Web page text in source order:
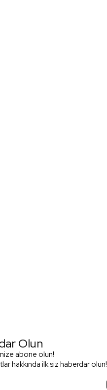
Olun
abone olun!
hakkında ilk siz haberdar olun!